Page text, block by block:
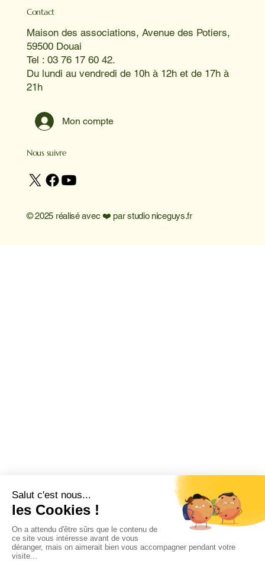
Contact
Maison des associations, Avenue des Potiers,
59500 Douai
Tel : 03 76 17 60 42.
Du lundi au vendredi de 10h à 12h et de 17h à
21h
Mon compte
Nous suivre
© 2025 réalisé avec ❤️ parstudio niceguys.fr